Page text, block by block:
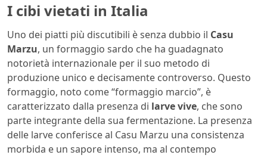
I cibi vietati in Italia
Uno dei piatti più discutibili è senza dubbio il Casu
Marzu, un formaggio sardo che ha guadagnato
notorietà internazionale per il suo metodo di
produzione unico e decisamente controverso. Questo
formaggio, noto come “formaggio marcio”, è
caratterizzato dalla presenza di larve vive, che sono
parte integrante della sua fermentazione. La presenza
delle larve conferisce al Casu Marzu una consistenza
morbida e un sapore intenso, ma al contempo